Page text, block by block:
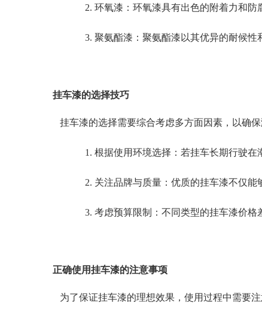
2. 环氧漆：环氧漆具有出色的附着力和
3. 聚氨酯漆：聚氨酯漆以其优异的耐候
挂车漆的选择技巧
挂车漆的选择需要综合考虑多方面因素，以确保
1. 根据使用环境选择：若挂车长期行驶
2. 关注品牌与质量：优质的挂车漆不仅
3. 考虑预算限制：不同类型的挂车漆价格
正确使用挂车漆的注意事项
为了保证挂车漆的理想效果，使用过程中需要注